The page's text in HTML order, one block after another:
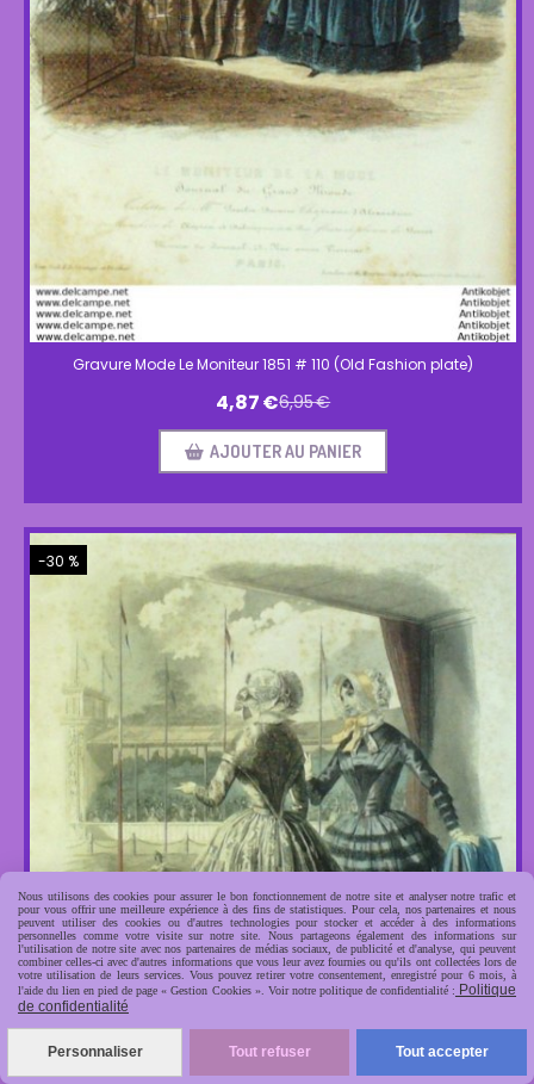
Gravure Mode Le Moniteur 1851 # 110 (Old Fashion plate)
4,87€6,95€
AJOUTER AU PANIER
-30 %
Nous utilisons des cookies pour assurer le bon fonctionnement de notre site et analyser notre trafic et
pour vous offrir une meilleure expérience à des fins de statistiques. Pour cela, nos partenaires et nous
peuvent utiliser des cookies ou d'autres technologies pour stocker et accéder à des informations
personnelles comme votre visite sur notre site. Nous partageons également des informations sur
l'utilisation de notre site avec nos partenaires de médias sociaux, de publicité et d'analyse, qui peuvent
combiner celles-ci avec d'autres informations que vous leur avez fournies ou qu'ils ont collectées lors de
votre utilisation de leurs services. Vous pouvez retirer votre consentement, enregistré pour 6 mois, à
l'aide du lien en pied de page « Gestion Cookies ». Voir notre politique de confidentialité : Politique
de confidentialité
Personnaliser Tout refuser Tout accepter